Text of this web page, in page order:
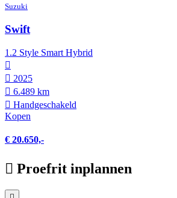
Suzuki
Swift
1.2 Style Smart Hybrid
2025
6.489 km
Hand­geschakeld
Kopen
€ 20.650,-
Proefrit inplannen